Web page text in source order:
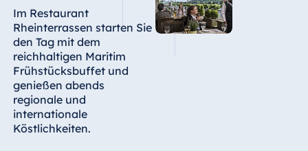
Im Restaurant
Rheinterrassen starten Sie
den Tag mit dem
reichhaltigen Maritim
Frühstücksbuffet und
genießen abends
regionale und
internationale
Köstlichkeiten.